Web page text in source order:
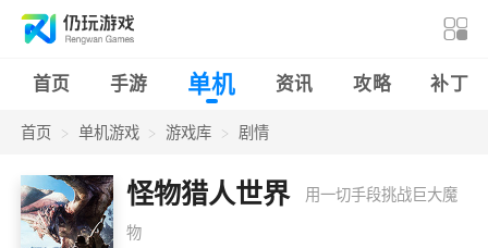
首页 手游 单机 资讯 攻略 补丁
首页 单机游戏 游戏库 剧情
怪物猎人世界 用一切手段挑战巨大魔
物